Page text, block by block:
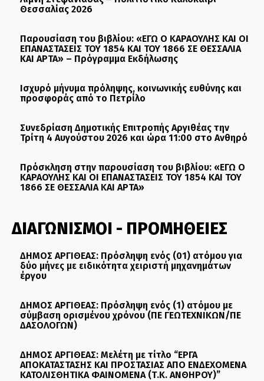
Θεσσαλίας 2026
Παρουσίαση του βιβλίου: «ΕΓΩ Ο ΚΑΡΑΟΥΛΗΣ ΚΑΙ ΟΙ
ΕΠΑΝΑΣΤΑΣΕΙΣ ΤΟΥ 1854 ΚΑΙ ΤΟΥ 1866 ΣΕ ΘΕΣΣΑΛΙΑ
ΚΑΙ ΑΡΤΑ» – Πρόγραμμα Εκδήλωσης
Ισχυρό μήνυμα πρόληψης, κοινωνικής ευθύνης και
προσφοράς από το Πετρίλο
Συνεδρίαση Δημοτικής Επιτροπής Αργιθέας την
Τρίτη 4 Αυγούστου 2026 και ώρα 11:00 στο Ανθηρό
Πρόσκληση στην παρουσίαση του βιβλίου: «ΕΓΩ Ο
ΚΑΡΑΟΥΛΗΣ ΚΑΙ ΟΙ ΕΠΑΝΑΣΤΑΣΕΙΣ ΤΟΥ 1854 ΚΑΙ ΤΟΥ
1866 ΣΕ ΘΕΣΣΑΛΙΑ ΚΑΙ ΑΡΤΑ»
ΔΙΑΓΩΝΙΣΜΟΙ - ΠΡΟΜΗΘΕΙΕΣ
ΔΗΜΟΣ ΑΡΓΙΘΕΑΣ: Πρόσληψη ενός (01) ατόμου για
δύο μήνες με ειδικότητα χειριστή μηχανημάτων
έργου
ΔΗΜΟΣ ΑΡΓΙΘΕΑΣ: Πρόσληψη ενός (1) ατόμου με
σύμβαση ορισμένου χρόνου (ΠΕ ΓΕΩΤΕΧΝΙΚΩΝ/ΠΕ
ΔΑΣΟΛΟΓΩΝ)
ΔΗΜΟΣ ΑΡΓΙΘΕΑΣ: Μελέτη με τίτλο “ΕΡΓΑ
ΑΠΟΚΑΤΑΣΤΑΣΗΣ ΚΑΙ ΠΡΟΣΤΑΣΙΑΣ ΑΠΟ ΕΝΔΕΧΟΜΕΝΑ
ΚΑΤΟΛΙΣΘΗΤΙΚΑ ΦΑΙΝΟΜΕΝΑ (Τ.Κ. ΑΝΘΗΡΟΥ)”